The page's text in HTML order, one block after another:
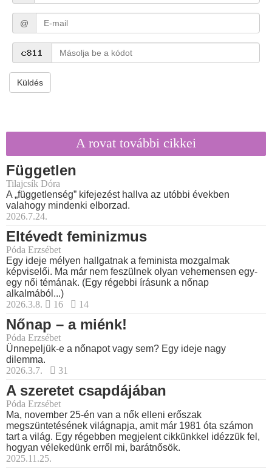
@
Küldés
A rovat további cikkei
Független
Tilajcsík Dóra
A „függetlenség” kifejezést hallva az utóbbi években
valahogy mindenki elborzad.
2026.7.24.
Eltévedt feminizmus
Póda Erzsébet
Egy ideje mélyen hallgatnak a feminista mozgalmak
képviselői. Ma már nem feszülnek olyan vehemensen egy-
egy női témának. (Egy régebbi írásunk a nőnap
alkalmából...)
2026.3.8.
16 14
Nőnap – a miénk!
Póda Erzsébet
Ünnepeljük-e a nőnapot vagy sem? Egy ideje nagy
dilemma.
2026.3.7.
31
A szeretet csapdájában
Póda Erzsébet
Ma, november 25-én van a nők elleni erőszak
megszüntetésének világnapja, amit már 1981 óta számon
tart a világ. Egy régebben megjelent cikkünkkel idézzük fel,
hogyan vélekedünk erről mi, barátnősök.
2025.11.25.